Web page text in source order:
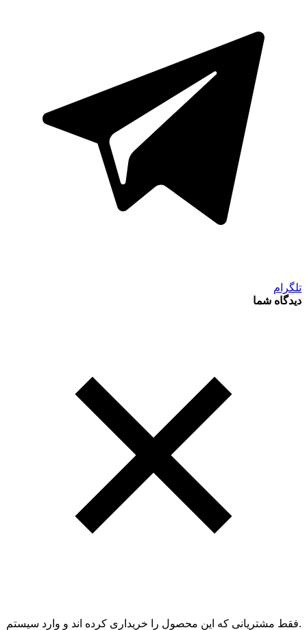
تلگرام
دیدگاه شما
.فقط مشتریانی که این محصول را خریداری کرده اند و وارد سیستم